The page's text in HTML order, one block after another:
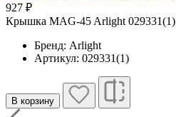
927 ₽
Крышка MAG-45 Arlight 029331(1)
Бренд: Arlight
Артикул: 029331(1)
В корзину